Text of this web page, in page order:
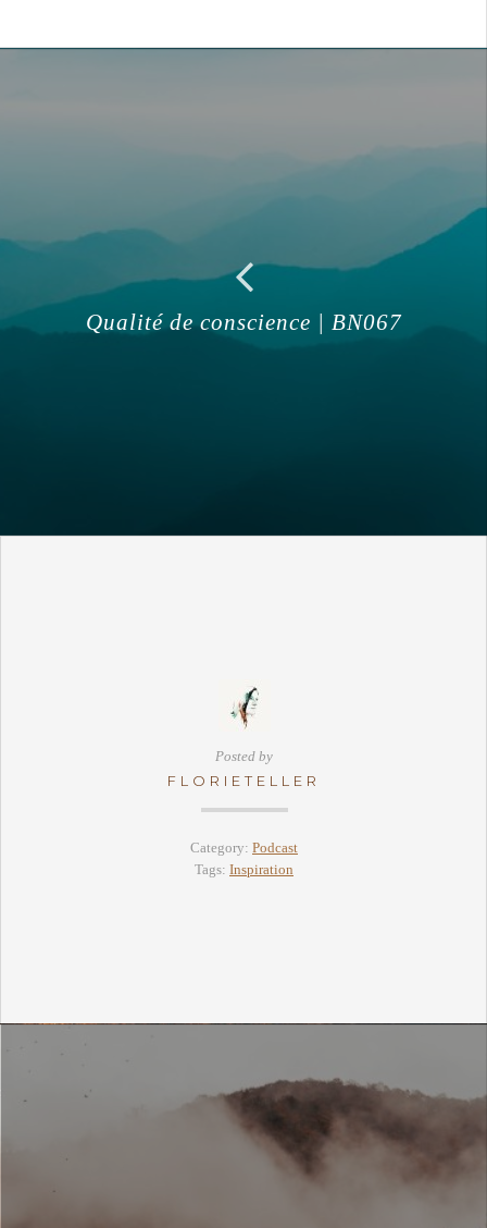
Qualité de conscience | BN067
Posted by
FLORIETELLER
Category: Podcast
Tags: Inspiration